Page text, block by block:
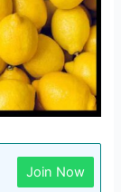
Join Now